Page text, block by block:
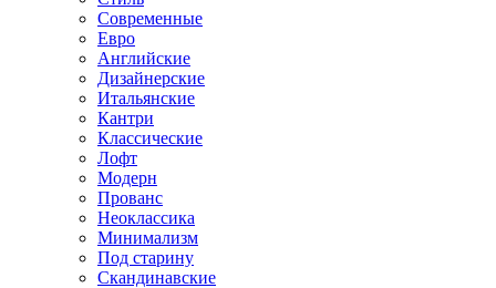
Современные
Евро
Английские
Дизайнерские
Итальянские
Кантри
Классические
Лофт
Модерн
Прованс
Неоклассика
Минимализм
Под старину
Скандинавские